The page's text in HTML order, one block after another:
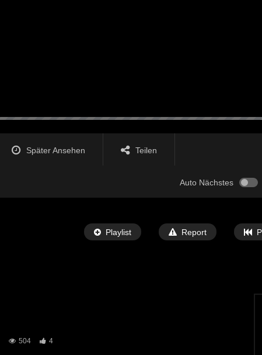
Später Ansehen Teilen
Auto Nächstes
Playlist Report
504 4